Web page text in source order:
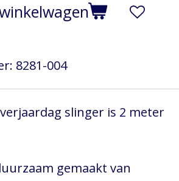
8281-004
slinger is 2 meter
gemaakt van